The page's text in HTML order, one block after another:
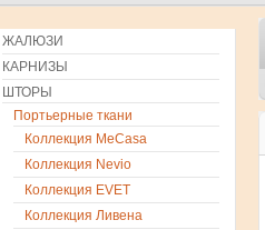
ЖАЛЮЗИ
КАРНИЗЫ
ШТОРЫ
Портьерные ткани
Коллекция MeCasa
Коллекция Nevio
Коллекция EVET
Коллекция Ливена